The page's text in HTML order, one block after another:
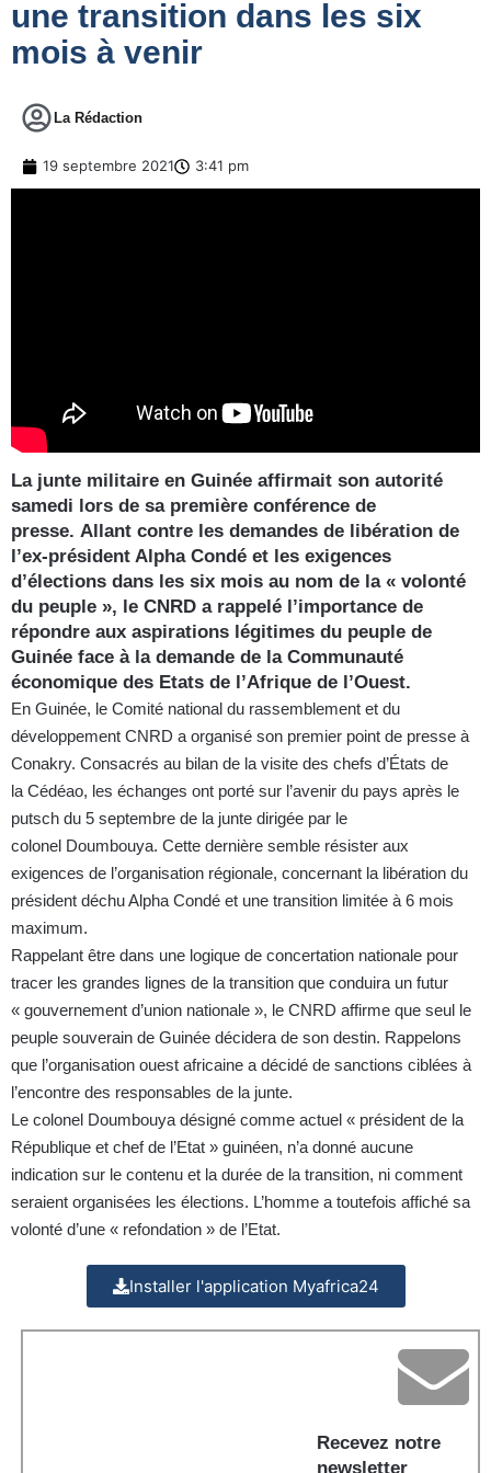
une transition dans les six
mois à venir
La Rédaction
19 septembre 2021 3:41 pm
La junte militaire en Guinée affirmait son autorité
samedi lors de sa première conférence de
presse. Allant contre les demandes de libération de
l’ex-président Alpha Condé et les exigences
d’élections dans les six mois au nom de la « volonté
du peuple », le CNRD a rappelé l’importance de
répondre aux aspirations légitimes du peuple de
Guinée face à la demande de la Communauté
économique des Etats de l’Afrique de l’Ouest.
En Guinée, le Comité national du rassemblement et du
développement CNRD a organisé son premier point de presse à
Conakry. Consacrés au bilan de la visite des chefs d’États de
la Cédéao, les échanges ont porté sur l’avenir du pays après le
putsch du 5 septembre de la junte dirigée par le
colonel Doumbouya. Cette dernière semble résister aux
exigences de l’organisation régionale, concernant la libération du
président déchu Alpha Condé et une transition limitée à 6 mois
maximum.
Rappelant être dans une logique de concertation nationale pour
tracer les grandes lignes de la transition que conduira un futur
« gouvernement d’union nationale », le CNRD affirme que seul le
peuple souverain de Guinée décidera de son destin. Rappelons
que l’organisation ouest africaine a décidé de sanctions ciblées à
l’encontre des responsables de la junte.
Le colonel Doumbouya désigné comme actuel « président de la
République et chef de l’Etat » guinéen, n’a donné aucune
indication sur le contenu et la durée de la transition, ni comment
seraient organisées les élections. L’homme a toutefois affiché sa
volonté d’une « refondation » de l’Etat.
Installer l'application Myafrica24
Recevez notre
newsletter